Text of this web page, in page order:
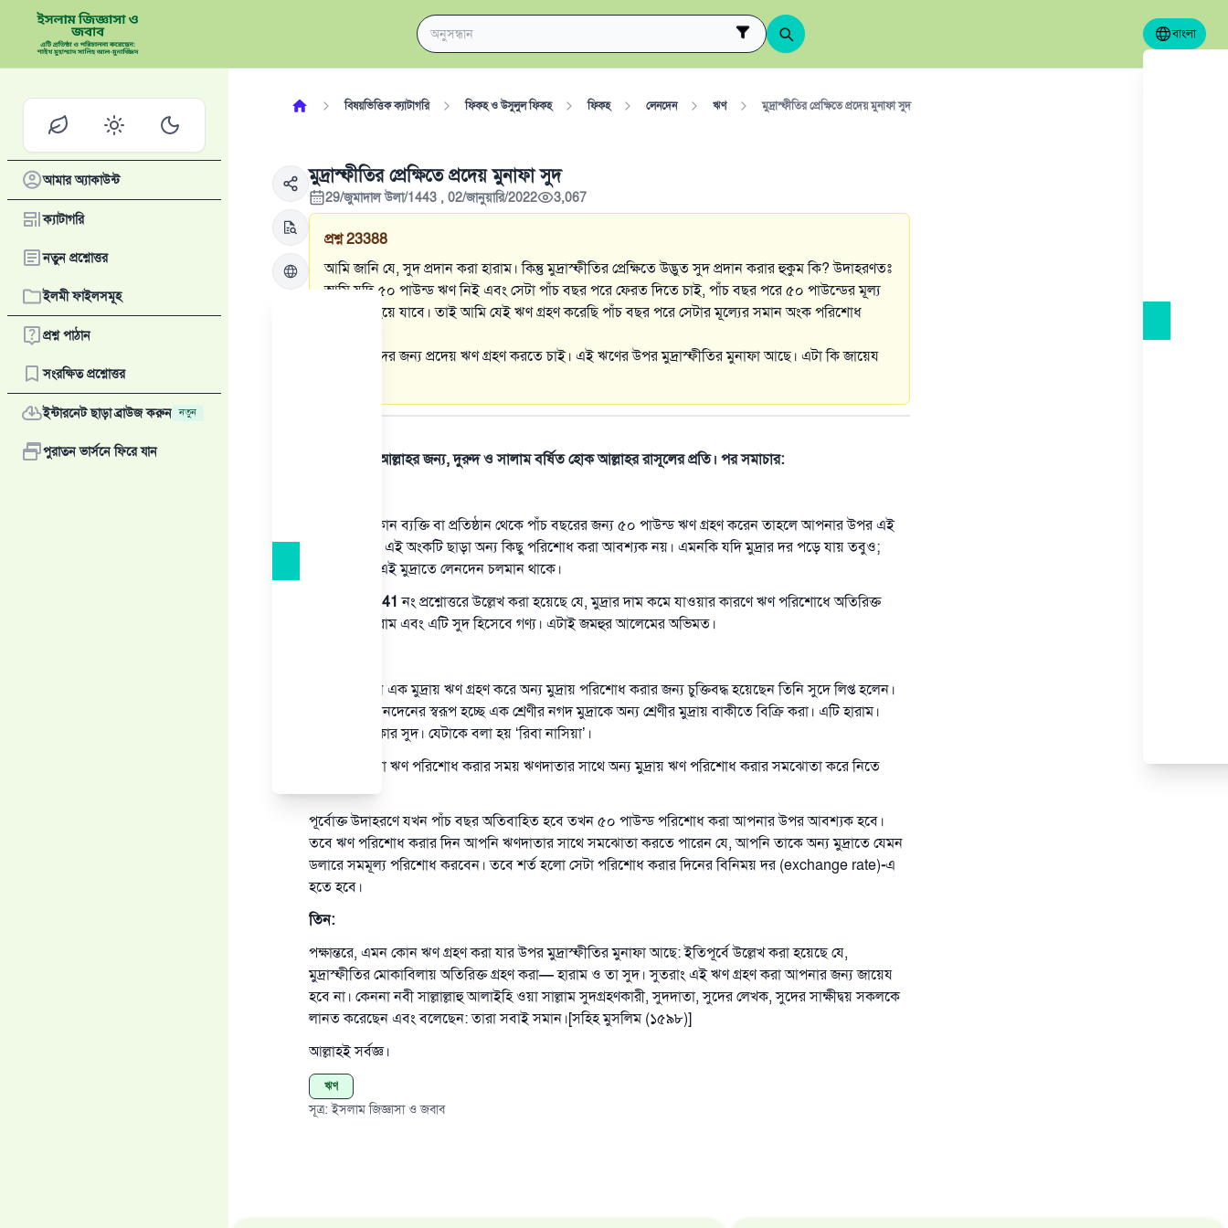
বাংলা
আমার অ্যাকাউন্ট
ক্যাটাগরি
নতুন প্রশ্নোত্তর
ইলমী ফাইলসমূহ
প্রশ্ন পাঠান
সংরক্ষিত প্রশ্নোত্তর
ইন্টারনেট ছাড়া ব্রাউজ করুন নতুন
পুরাতন ভার্সনে ফিরে যান
বিষয়ভিত্তিক ক্যাটাগরি ফিকহ ও উসুলুল ফিকহ ফিকহ লেনদেন ঋণ মুদ্রাস্ফীতির প্রেক্ষিতে প্রদেয় মুনাফা সুদ
মুদ্রাস্ফীতির প্রেক্ষিতে প্রদেয় মুনাফা সুদ
29/জুমাদাল উলা/1443 , 02/জানুয়ারি/2022 3,067
প্রশ্ন 23388
আমি জানি যে, সুদ প্রদান করা হারাম। কিন্তু মুদ্রাস্ফীতির প্রেক্ষিতে উদ্ভুত সুদ প্রদান করার হুকুম কি? উদাহরণতঃ
আমি যদি ৫০ পাউন্ড ঋণ নিই এবং সেটা পাঁচ বছর পরে ফেরত দিতে চাই, পাঁচ বছর পরে ৫০ পাউন্ডের মূল্য
পরিবর্তন হয়ে যাবে। তাই আমি যেই ঋণ গ্রহণ করেছি পাঁচ বছর পরে সেটার মূল্যের সমান অংক পরিশোধ
আমি ছাত্রদের জন্য প্রদেয় ঋণ গ্রহণ করতে চাই। এই ঋণের উপর মুদ্রাস্ফীতির মুনাফা আছে। এটা কি জায়েয
সমস্ত প্রশংসা আল্লাহর জন্য, দুরুদ ও সালাম বর্ষিত হোক আল্লাহর রাসূলের প্রতি। পর সমাচার:
আপনি যদি কোন ব্যক্তি বা প্রতিষ্ঠান থেকে পাঁচ বছরের জন্য ৫০ পাউন্ড ঋণ গ্রহণ করেন তাহলে আপনার উপর এই
মুদ্রাতে কেবল এই অংকটি ছাড়া অন্য কিছু পরিশোধ করা আবশ্যক নয়। এমনকি যদি মুদ্রার দর পড়ে যায় তবুও;
যতক্ষণ পর্যন্ত এই মুদ্রাতে লেনদেন চলমান থাকে।
12541 নং প্রশ্নোত্তরে উল্লেখ করা হয়েছে যে, মুদ্রার দাম কমে যাওয়ার কারণে ঋণ পরিশোধে অতিরিক্ত
প্রদান করা হারাম এবং এটি সুদ হিসেবে গণ্য। এটাই জমহুর আলেমের অভিমত।
যে ব্যক্তি কোন এক মুদ্রায় ঋণ গ্রহণ করে অন্য মুদ্রায় পরিশোধ করার জন্য চুক্তিবদ্ধ হয়েছেন তিনি সুদে লিপ্ত হলেন।
কেননা এই লেনদেনের স্বরূপ হচ্ছে এক শ্রেণীর নগদ মুদ্রাকে অন্য শ্রেণীর মুদ্রায় বাকীতে বিক্রি করা। এটি হারাম।
এটিও এক প্রকার সুদ। যেটাকে বলা হয় ‘রিবা নাসিয়া’।
কিন্তু ঋণগ্রহীতা ঋণ পরিশোধ করার সময় ঋণদাতার সাথে অন্য মুদ্রায় ঋণ পরিশোধ করার সমঝোতা করে নিতে
পূর্বোক্ত উদাহরণে যখন পাঁচ বছর অতিবাহিত হবে তখন ৫০ পাউন্ড পরিশোধ করা আপনার উপর আবশ্যক হবে।
তবে ঋণ পরিশোধ করার দিন আপনি ঋণদাতার সাথে সমঝোতা করতে পারেন যে, আপনি তাকে অন্য মুদ্রাতে যেমন
ডলারে সমমূল্য পরিশোধ করবেন। তবে শর্ত হলো সেটা পরিশোধ করার দিনের বিনিময় দর (exchange rate)-এ
হতে হবে।
তিন:
পক্ষান্তরে, এমন কোন ঋণ গ্রহণ করা যার উপর মুদ্রাস্ফীতির মুনাফা আছে: ইতিপূর্বে উল্লেখ করা হয়েছে যে,
মুদ্রাস্ফীতির মোকাবিলায় অতিরিক্ত গ্রহণ করা—হারাম ও তা সুদ। সুতরাং এই ঋণ গ্রহণ করা আপনার জন্য জায়েয
হবে না। কেননা নবী সাল্লাল্লাহু আলাইহি ওয়া সাল্লাম সুদগ্রহণকারী, সুদদাতা, সুদের লেখক, সুদের সাক্ষীদ্বয় সকলকে
লানত করেছেন এবং বলেছেন: তারা সবাই সমান।[সহিহ মুসলিম (১৫৯৮)]
আল্লাহই সর্বজ্ঞ।
ঋণ
সূত্র:ইসলাম জিজ্ঞাসা ও জবাব
উম্মাহকে উত্তর দিতে আমাদেরকে সহযোগিতা করুন
রাসূল সাল্লাল্লাহু আলাইহি ওয়া সাল্লাম বলেছেন
যে ব্যক্তি সৎ কর্মের পথ দেখাবে সে সৎকর্মকারীর সমান সওয়াব পাবে
এখনই শরীক হোন